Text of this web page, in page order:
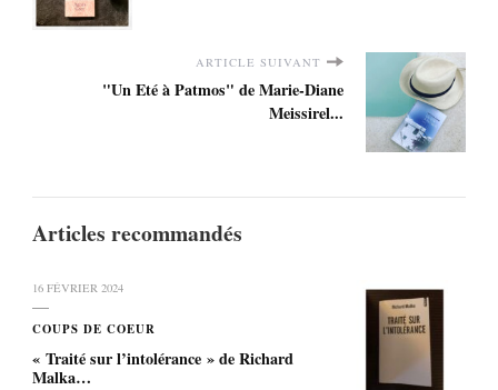
ARTICLE SUIVANT
"Un Eté à Patmos" de Marie-Diane
Meissirel...
Articles recommandés
16 FÉVRIER 2024
COUPS DE COEUR
« Traité sur l’intolérance » de Richard
Malka…